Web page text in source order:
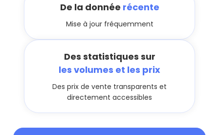
De la donnée récente
Mise à jour fréquemment
Des statistiques sur
les volumes et les prix
Des prix de vente transparents et
directement accessibles